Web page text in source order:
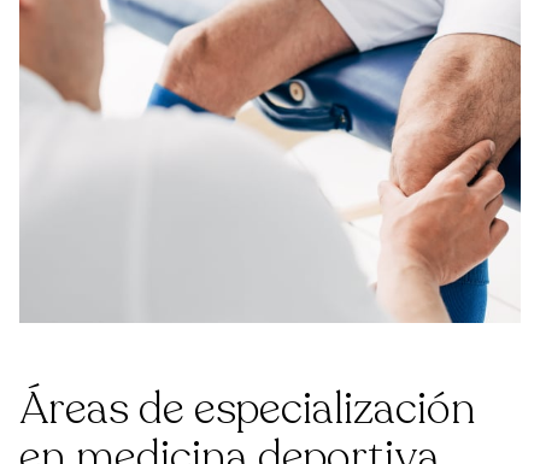
Áreas de especialización